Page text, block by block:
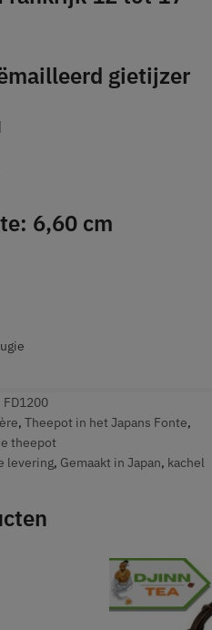
gietijzer
6,60 cm
FD1200
, Theepot in het Japans Fonte,
theepot
levering, Gemaakt in Japan, kachel